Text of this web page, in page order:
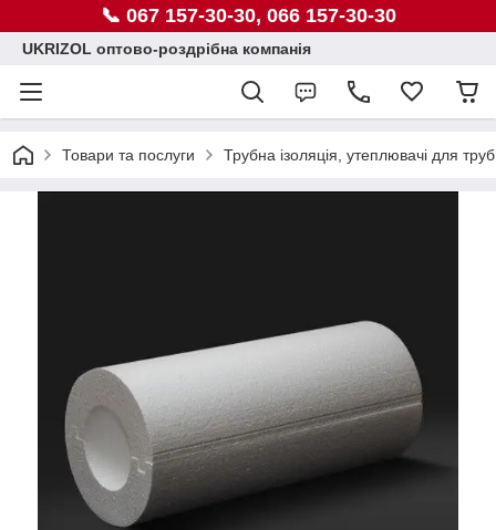
📞 067 157-30-30, 066 157-30-30
UKRIZOL оптово-роздрібна компанія
Товари та послуги Трубна ізоляція, утеплювачі для труб